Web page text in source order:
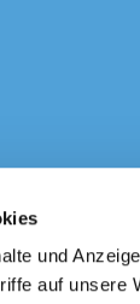
und
auf
Am